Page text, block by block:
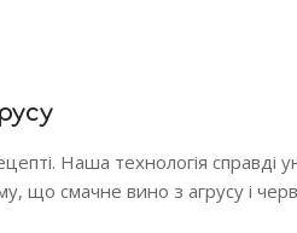
Наша технологія справді
що смачне вино з агрусу і